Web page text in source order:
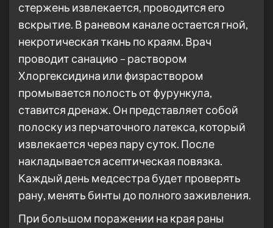
стержень извлекается, проводится его
вскрытие. В раневом канале остается гной,
некротическая ткань по краям. Врач
проводит санацию – раствором
Хлоргексидина или физраствором
промывается полость от фурункула,
ставится дренаж. Он представляет собой
полоску из перчаточного латекса, который
извлекается через пару суток. После
накладывается асептическая повязка.
Каждый день медсестра будет проверять
рану, менять бинты до полного заживления.
При большом поражении на края раны